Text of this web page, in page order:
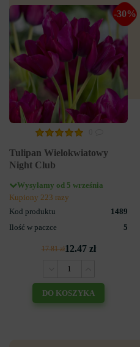
-30%
Tulipan Wielokwiatowy
Night Club
Wysyłamy od 5 września
Kupiony 223 razy
Kod produktu
1489
Ilość w paczce
5
17.81 zł12.47 zł
DO KOSZYKA